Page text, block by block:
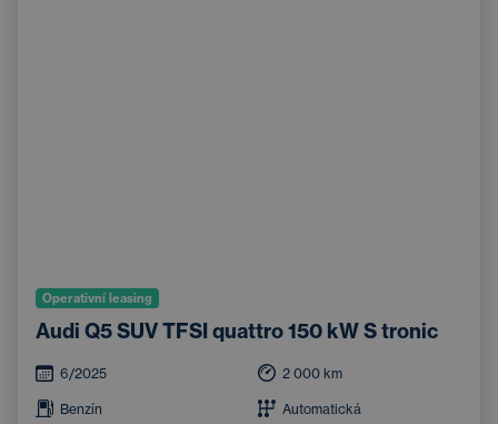
Operativní leasing
Audi Q5 SUV TFSI quattro 150 kW S tronic
6/2025 2 000 km
Benzín Automatická